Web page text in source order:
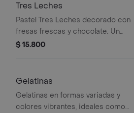
Tres Leches
Pastel Tres Leches decorado con
fresas frescas y chocolate. Un
clásico postre húmedo y dulce.
$ 15.800
Gelatinas
Gelatinas en formas variadas y
colores vibrantes, ideales como